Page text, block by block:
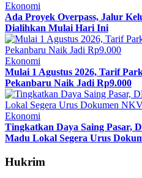
Ekonomi
Ada Proyek Overpass, Jalur
Dialihkan Mulai Hari Ini
Ekonomi
Mulai 1 Agustus 2026, Tarif
Pekanbaru Naik Jadi Rp9.000
Ekonomi
Tingkatkan Daya Saing Pasar,
Madu Lokal Segera Urus
Hukrim